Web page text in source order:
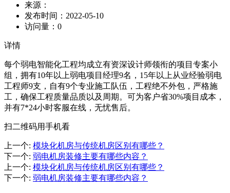
来源：
发布时间： 2022-05-10
访问量： 0
详情
每个弱电智能化工程均成立有资深设计师领衔的项目专案小
组，拥有10年以上弱电项目经理9名，15年以上从业经验弱电
工程师9支，自有9个专业施工队伍，工程绝不外包，严格施
工，确保工程质量品质以及周期。可为客户省30%项目成本，
并有7*24小时客服在线，无忧售后。
扫二维码用手机看
上一个: 模块化机房与传统机房区别有哪些？
下一个: 弱电机房装修主要有哪些内容？
上一个: 模块化机房与传统机房区别有哪些？
下一个: 弱电机房装修主要有哪些内容？